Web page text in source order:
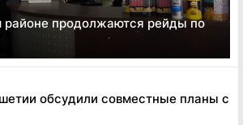
районе продолжаются рейды по
обсудили совместные планы с